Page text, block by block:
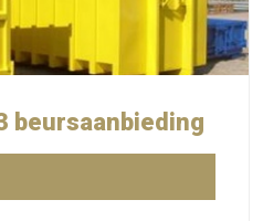
beursaanbieding